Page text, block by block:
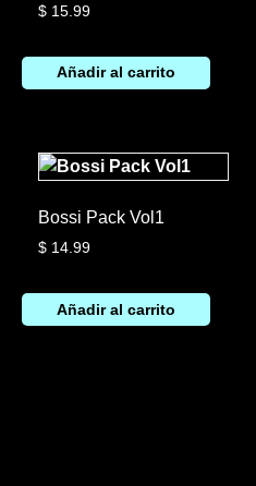
$15.99
Añadir al carrito
Bossi Pack Vol1
$14.99
Añadir al carrito